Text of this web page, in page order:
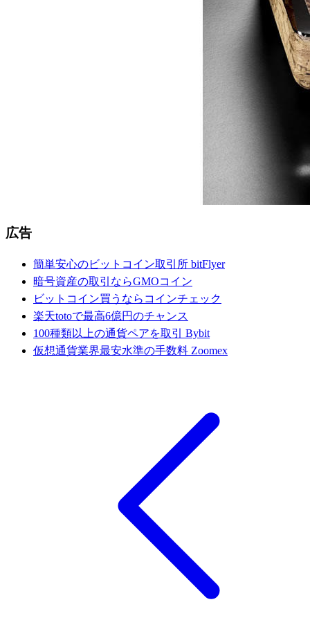
広告
簡単安心のビットコイン取引所 bitFlyer
暗号資産の取引ならGMOコイン
ビットコイン買うならコインチェック
楽天totoで最高6億円のチャンス
100種類以上の通貨ペアを取引 Bybit
仮想通貨業界最安水準の手数料 Zoomex